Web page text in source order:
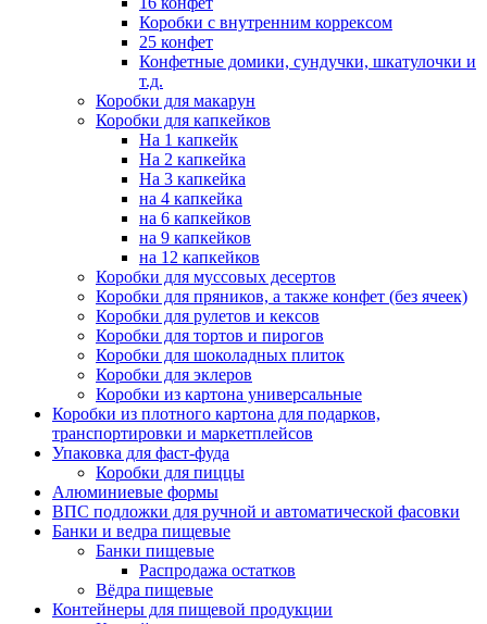
Коробки с внутренним коррексом
25 конфет
Конфетные домики, сундучки, шкатулочки и
т.д.
Коробки для макарун
Коробки для капкейков
На 1 капкейк
На 2 капкейка
На 3 капкейка
на 4 капкейка
на 6 капкейков
на 9 капкейков
на 12 капкейков
Коробки для муссовых десертов
Коробки для пряников, а также конфет (без ячеек)
Коробки для рулетов и кексов
Коробки для тортов и пирогов
Коробки для шоколадных плиток
Коробки для эклеров
Коробки из картона универсальные
Коробки из плотного картона для подарков,
транспортировки и маркетплейсов
Упаковка для фаст-фуда
Коробки для пиццы
Алюминиевые формы
ВПС подложки для ручной и автоматической фасовки
Банки и ведра пищевые
Банки пищевые
Распродажа остатков
Вёдра пищевые
Контейнеры для пищевой продукции